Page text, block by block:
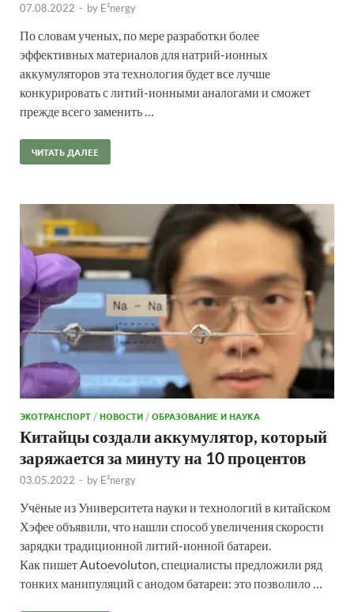
07.08.2022 - by E²nergy
По словам ученых, по мере разработки более
эффективных материалов для натрий-ионных
аккумуляторов эта технология будет все лучше
конкурировать с литий-ионными аналогами и сможет
прежде всего заменить …
ЧИТАТЬ ДАЛЕЕ
ЭКОТРАНСПОРТ /НОВОСТИ /ОБРАЗОВАНИЕ И НАУКА
Китайцы создали аккумулятор, который
заряжается за минуту на 10 процентов
03.05.2022 - by E²nergy
Учёные из Университета науки и технологий в китайском
Хэфее объявили, что нашли способ увеличения скорости
зарядки традиционной литий-ионной батареи.
Как пишет Autoevoluton, специалисты предложили ряд
тонких манипуляций с анодом батареи: это позволило …